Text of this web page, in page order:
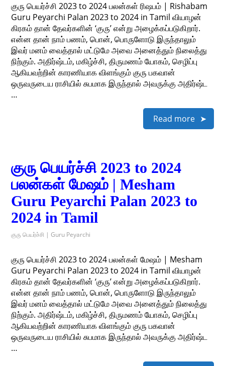
குரு பெயர்ச்சி 2023 to 2024 பலன்கள் ரிஷபம் | Rishabam
Guru Peyarchi Palan 2023 to 2024 in Tamil வியாழன்
கிரகம் தான் தேவர்களின் ‘குரு’ என்று அழைக்கப்படுகிறார்.
என்ன தான் நாம் பணம், பொன், பொருளோடு இருந்தாலும்
இவர் மனம் வைத்தால் மட்டுமே அவை அனைத்தும் நிலைத்து
நிற்கும். அதிர்ஷ்டம், மகிழ்ச்சி, திருமணம் யோகம், செழிப்பு
ஆகியவற்றின் காரணியாக விளங்கும் குரு பகவான்
ஒருவருடைய ராசியில் சுபமாக இருந்தால் அவருக்கு அதிர்ஷ்ட
…
Read more
குரு பெயர்ச்சி 2023 to 2024
பலன்கள் மேஷம் | Mesham
Guru Peyarchi Palan 2023 to
2024 in Tamil
குரு பெயர்ச்சி | Guru Peyarchi
குரு பெயர்ச்சி 2023 to 2024 பலன்கள் மேஷம் | Mesham
Guru Peyarchi Palan 2023 to 2024 in Tamil வியாழன்
கிரகம் தான் தேவர்களின் ‘குரு’ என்று அழைக்கப்படுகிறார்.
என்ன தான் நாம் பணம், பொன், பொருளோடு இருந்தாலும்
இவர் மனம் வைத்தால் மட்டுமே அவை அனைத்தும் நிலைத்து
நிற்கும். அதிர்ஷ்டம், மகிழ்ச்சி, திருமணம் யோகம், செழிப்பு
ஆகியவற்றின் காரணியாக விளங்கும் குரு பகவான்
ஒருவருடைய ராசியில் சுபமாக இருந்தால் அவருக்கு அதிர்ஷ்ட
…